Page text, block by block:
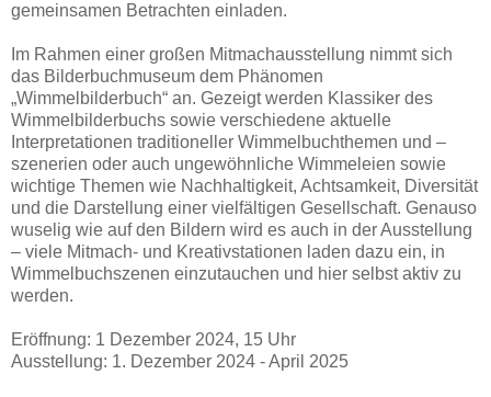
gemeinsamen Betrachten einladen.
Im Rahmen einer großen Mitmachausstellung nimmt sich
das Bilderbuchmuseum dem Phänomen
„Wimmelbilderbuch“ an. Gezeigt werden Klassiker des
Wimmelbilderbuchs sowie verschiedene aktuelle
Interpretationen traditioneller Wimmelbuchthemen und –
szenerien oder auch ungewöhnliche Wimmeleien sowie
wichtige Themen wie Nachhaltigkeit, Achtsamkeit, Diversität
und die Darstellung einer vielfältigen Gesellschaft. Genauso
wuselig wie auf den Bildern wird es auch in der Ausstellung
– viele Mitmach- und Kreativstationen laden dazu ein, in
Wimmelbuchszenen einzutauchen und hier selbst aktiv zu
werden.
Eröffnung: 1 Dezember 2024, 15 Uhr
Ausstellung: 1. Dezember 2024 - April 2025